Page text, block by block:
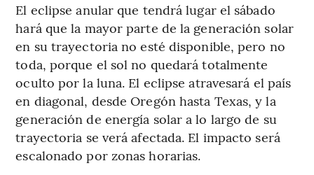
El eclipse anular que tendrá lugar el sábado
hará que la mayor parte de la generación solar
en su trayectoria no esté disponible, pero no
toda, porque el sol no quedará totalmente
oculto por la luna. El eclipse atravesará el país
en diagonal, desde Oregón hasta Texas, y la
generación de energía solar a lo largo de su
trayectoria se verá afectada. El impacto será
escalonado por zonas horarias.